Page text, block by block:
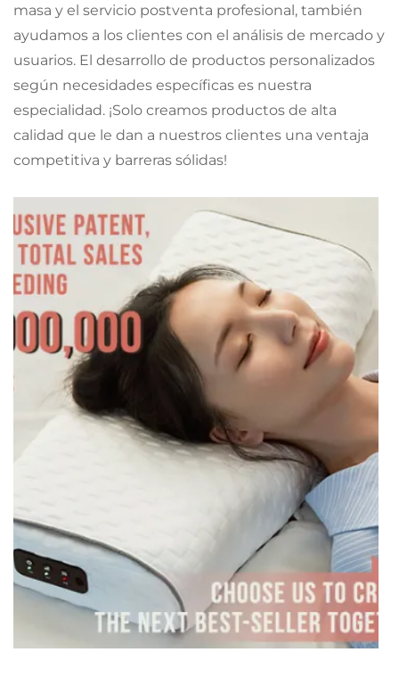
masa y el servicio postventa profesional, también
ayudamos a los clientes con el análisis de mercado y
usuarios. El desarrollo de productos personalizados
según necesidades específicas es nuestra
especialidad. ¡Solo creamos productos de alta
calidad que le dan a nuestros clientes una ventaja
competitiva y barreras sólidas!